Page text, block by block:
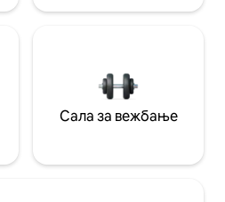
Сала за вежбање